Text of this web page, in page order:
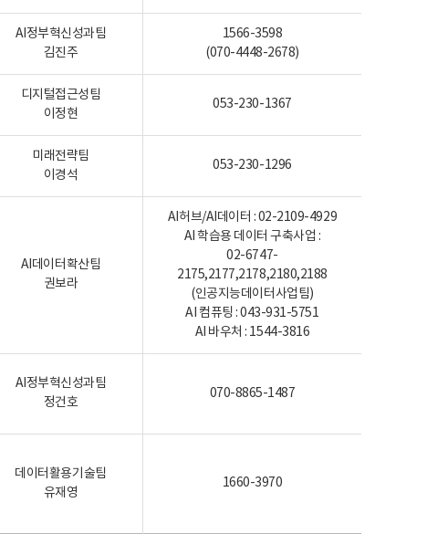
AI정부혁신성과팀
김진주
1566-3598
(070-4448-2678)
디지털접근성팀
이정현
053-230-1367
미래전략팀
이경석
053-230-1296
AI데이터확산팀
권보라
AI허브/AI데이터 : 02-2109-4929
AI 학습용 데이터 구축사업 :
02-6747-
2175,2177,2178,2180,2188
(인공지능데이터사업팀)
AI 컴퓨팅 : 043-931-5751
AI 바우처 : 1544-3816
AI정부혁신성과팀
정건호
070-8865-1487
데이터활용기술팀
유재영
1660-3970